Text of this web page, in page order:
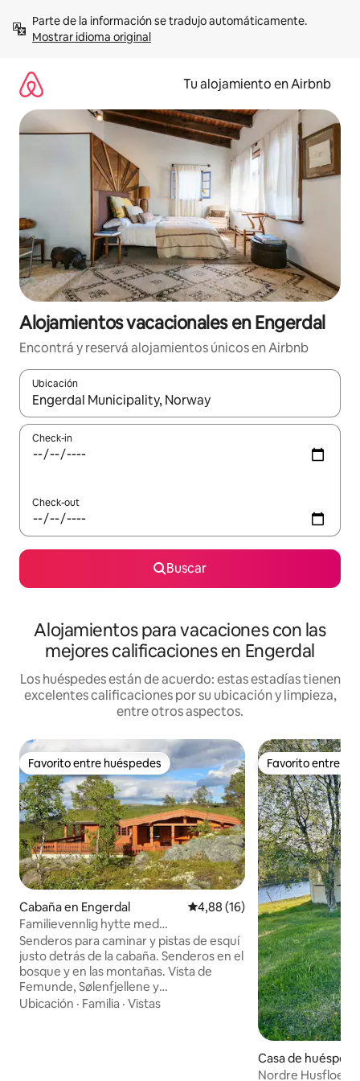
contenidoMostrar idioma original
Tu alojamiento en Airbnb
Alojamientos vacacionales en Engerdal
Encontrá y reservá alojamientos únicos en Airbnb
Ubicación
Cuando los resultados estén disponibles, navegá con las
Check-in
Check-out
Buscar
Alojamientos para vacaciones con las
mejores calificaciones en Engerdal
Los huéspedes están de acuerdo: estas estadías tienen
excelentes calificaciones por su ubicación y limpieza,
entre otros aspectos.
Favorito entre huéspedes
Favorito entre huéspedes
Cabaña en Engerdal Calificación promedio: 4,88 de
4,88 (16)
Familievennlig hytte med
panoramautsikt og peis
Senderos para caminar y pistas de esquí
justo detrás de la cabaña. Senderos en el
bosque y en las montañas. Vista de
Femunde, Sølenfjellene y
Femundsmarka. La cabaña se encuentra
Ubicación · Familia · Vistas
Favorito entre
Favorito entre
Casa de
dal
Nordre Husfloen